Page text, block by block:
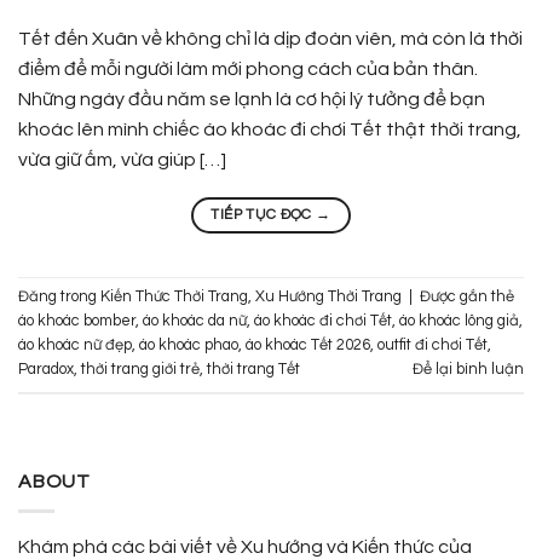
Tết đến Xuân về không chỉ là dịp đoàn viên, mà còn là thời
điểm để mỗi người làm mới phong cách của bản thân.
Những ngày đầu năm se lạnh là cơ hội lý tưởng để bạn
khoác lên mình chiếc áo khoác đi chơi Tết thật thời trang,
vừa giữ ấm, vừa giúp […]
TIẾP TỤC ĐỌC →
Đăng trong Kiến Thức Thời Trang, Xu Hướng Thời Trang
Được gắn thẻ
áo khoác bomber, áo khoác da nữ, áo khoác đi chơi Tết, áo khoác lông giả,
áo khoác nữ đẹp, áo khoác phao, áo khoác Tết 2026, outfit đi chơi Tết,
Paradox,thời trang giới trẻ,thời trang Tết Để lại bình luận
ABOUT
Khám phá các bài viết về Xu hướng và Kiến thức của